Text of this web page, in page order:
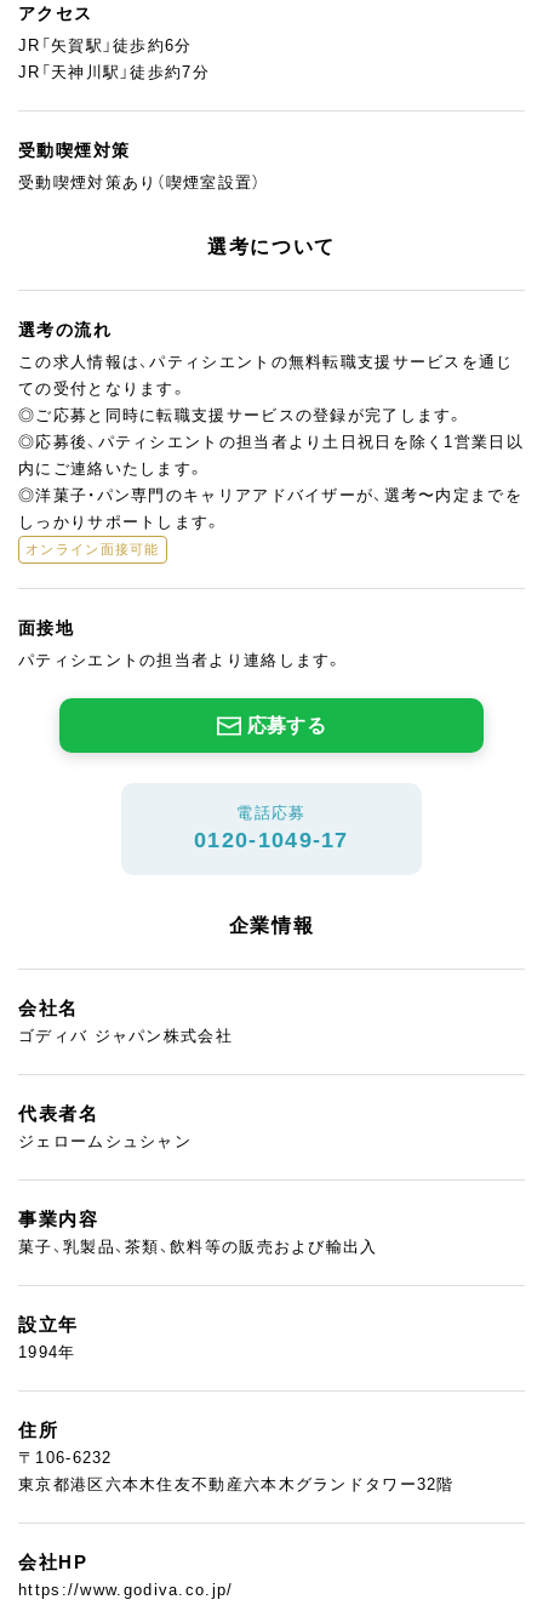
アクセス
JR「矢賀駅」徒歩約6分
JR「天神川駅」徒歩約7分
受動喫煙対策
受動喫煙対策あり（喫煙室設置）
選考について
選考の流れ
この求人情報は、パティシエントの無料転職支援サービスを通じ
ての受付となります。
◎ご応募と同時に転職支援サービスの登録が完了します。
◎応募後、パティシエントの担当者より土日祝日を除く1営業日以
内にご連絡いたします。
◎洋菓子・パン専門のキャリアアドバイザーが、選考〜内定までを
しっかりサポートします。
オンライン面接可能
面接地
パティシエントの担当者より連絡します。
応募する
電話応募
0120-1049-17
企業情報
会社名
ゴディバ ジャパン株式会社
代表者名
ジェロームシュシャン
事業内容
菓子、乳製品、茶類、飲料等の販売および輸出入
設立年
1994年
住所
〒106-6232
東京都港区六本木住友不動産六本木グランドタワー32階
会社HP
https://www.godiva.co.jp/